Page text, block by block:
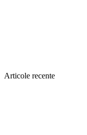
Articole recente